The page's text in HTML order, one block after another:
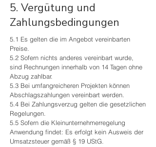
5. Vergütung und
Zahlungsbedingungen
5.1 Es gelten die im Angebot vereinbarten
Preise.
5.2 Sofern nichts anderes vereinbart wurde,
sind Rechnungen innerhalb von 14 Tagen ohne
Abzug zahlbar.
5.3 Bei umfangreicheren Projekten können
Abschlagszahlungen vereinbart werden.
5.4 Bei Zahlungsverzug gelten die gesetzlichen
Regelungen.
5.5 Sofern die Kleinunternehmerregelung
Anwendung findet: Es erfolgt kein Ausweis der
Umsatzsteuer gemäß § 19 UStG.